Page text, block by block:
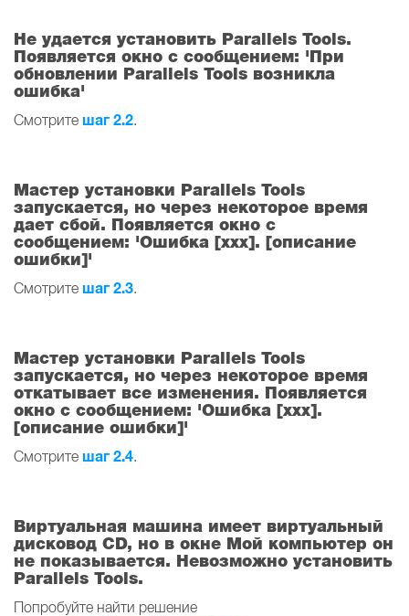
Не удается установить Parallels Tools.
Появляется окно с сообщением: 'При
обновлении Parallels Tools возникла
ошибка'
Смотрите шаг 2.2.
Мастер установки Parallels Tools
запускается, но через некоторое время
дает сбой. Появляется окно с
сообщением: 'Ошибка [xxx]. [описание
ошибки]'
Смотрите шаг 2.3.
Мастер установки Parallels Tools
запускается, но через некоторое время
откатывает все изменения. Появляется
окно с сообщением: 'Ошибка [xxx].
[описание ошибки]'
Смотрите шаг 2.4.
Виртуальная машина имеет виртуальный
дисковод CD, но в окне Мой компьютер он
не показывается. Невозможно установить
Parallels Tools.
Попробуйте найти решение